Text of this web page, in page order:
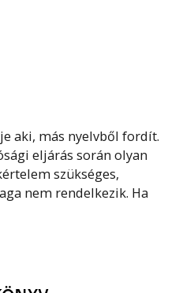
aki, más nyelvből fordít.
eljárás során olyan
szükséges,
nem rendelkezik. Ha